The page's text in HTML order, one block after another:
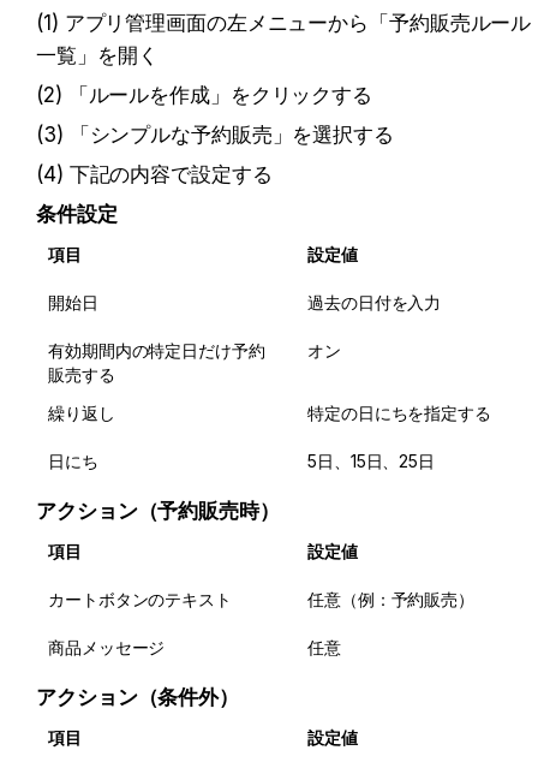
(1) アプリ管理画面の左メニューから「予約販売ルール
一覧」を開く
(2) 「ルールを作成」をクリックする
(3) 「シンプルな予約販売」を選択する
(4) 下記の内容で設定する
条件設定
項目 設定値
開始日 過去の日付を入力
有効期間内の特定日だけ予約
販売する
オン
繰り返し 特定の日にちを指定する
日にち 5日、15日、25日
アクション（予約販売時）
項目 設定値
カートボタンのテキスト 任意（例：予約販売）
商品メッセージ 任意
アクション（条件外）
項目 設定値